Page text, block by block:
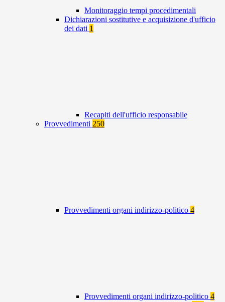
Monitoraggio tempi procedimentali
Dichiarazioni sostitutive e acquisizione d'ufficio
dei dati 1
Recapiti dell'ufficio responsabile
Provvedimenti 250
Provvedimenti organi indirizzo-politico 4
Provvedimenti organi indirizzo-politico 4